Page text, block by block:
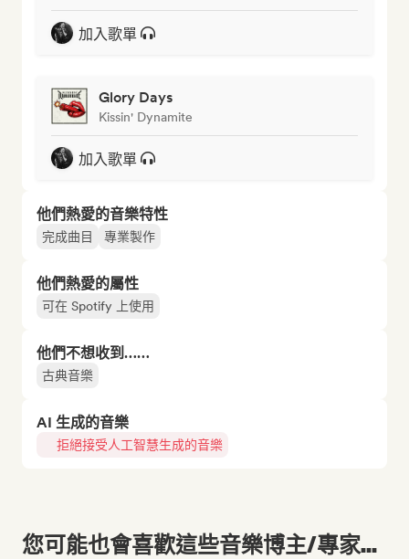
加入歌單
Glory Days
Kissin' Dynamite
加入歌單
他們熱愛的音樂特性
完成曲目 專業製作
他們熱愛的屬性
可在 Spotify 上使用
他們不想收到……
古典音樂
AI 生成的音樂
拒絕接受人工智慧生成的音樂
您可能也會喜歡這些音樂博主/專家...